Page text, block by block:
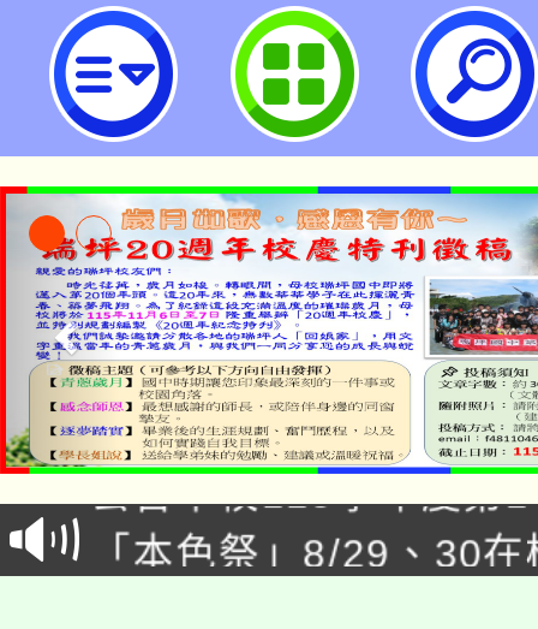
112年度「十二年國教課綱本土語
計畫」原住民族語文素養導向評量
坪國民中學
公告本校115學年度第
代理(課)教師甄選結果
「本色祭」8/29、30